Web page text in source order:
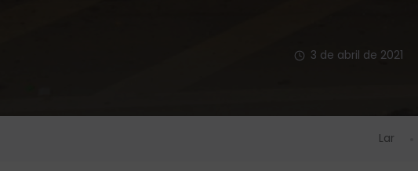
3 de abril de 2021
Lar